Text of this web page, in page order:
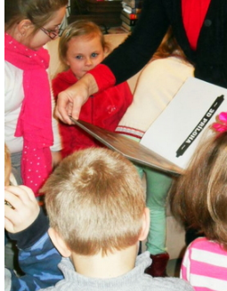
ZDRAVÝ ÚSMEV
NADÁCIA TESCO
NADÁCIA VOLKSWAGEN SLOVAKIA
MEMORANDUM DIEŤAŤA
VEREJNÉ OBSTARÁVANIE